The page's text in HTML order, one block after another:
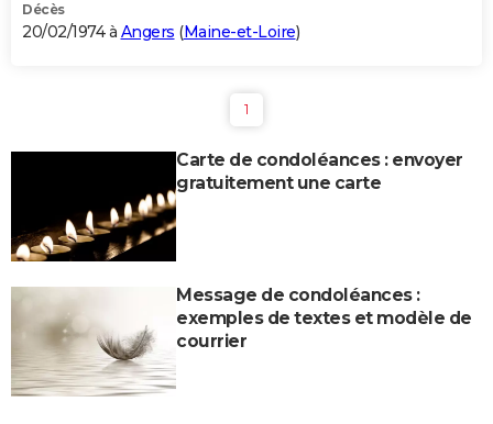
Décès
20/02/1974 à Angers (Maine-et-Loire)
1
Carte de condoléances : envoyer
gratuitement une carte
Message de condoléances :
exemples de textes et modèle de
courrier